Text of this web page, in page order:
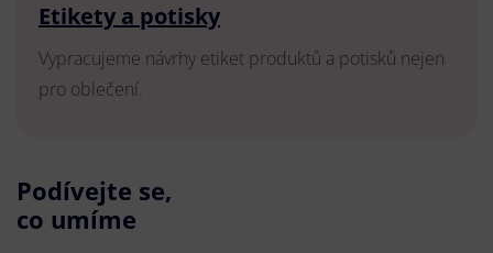
Etikety a potisky
Vypracujeme návrhy etiket produktů a potisků nejen
pro oblečení.
Podívejte se,
co umíme